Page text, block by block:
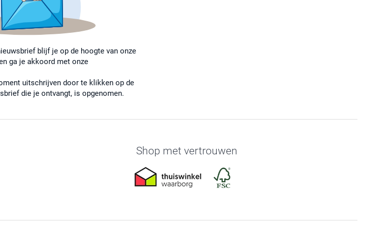
blijf je op de hoogte van onze
ga je akkoord met onze
uitschrijven door te klikken op de
die je ontvangt, is opgenomen.
Shop met vertrouwen